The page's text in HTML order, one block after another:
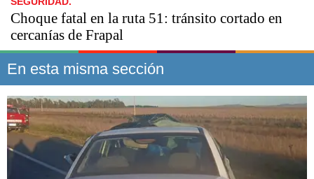
Choque fatal en la ruta 51: tránsito cortado en
cercanías de Frapal
En esta misma sección